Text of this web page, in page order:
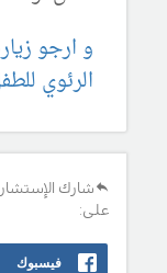
و ارجو
الرئوي
شارك
على:
فيسبوك